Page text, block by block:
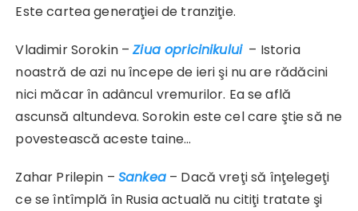
Este cartea generaţiei de tranziţie.
Vladimir Sorokin –Ziua opricinikului– Istoria
noastră de azi nu începe de ieri şi nu are rădăcini
nici măcar în adâncul vremurilor. Ea se află
ascunsă altundeva. Sorokin este cel care ştie să ne
povestească aceste taine…
Zahar Prilepin –Sankea– Dacă vreţi să înţelegeţi
ce se întîmplă în Rusia actuală nu citiţi tratate şi